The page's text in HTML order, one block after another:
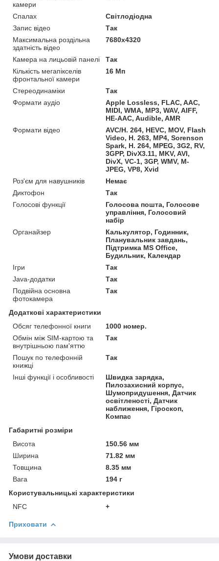
камери
Спалах
Світлодіодна
Запис відео
Так
Максимальна роздільна
здатність відео
7680x4320
Камера на лицьовій панелі
Так
Кількість мегапікселів
фронтальної камери
16 Мп
Стереодинаміки
Так
Формати аудіо
Apple Lossless, FLAC, AAC,
MIDI, WMA, MP3, WAV, AIFF,
HE-AAC, Audible, AMR
Формати відео
AVC/H. 264, HEVC, MOV, Flash
Video, H. 263, MP4, Sorenson
Spark, H. 264, MPEG, 3G2, RV,
3GPP, DivX3.11, MKV, AVI,
DivX, VC-1, 3GP, WMV, M-
JPEG, VP8, Xvid
Роз'єм для навушників
Немає
Диктофон
Так
Голосові функції
Голосова пошта, Голосове
управління, Голосовий
набір
Органайзер
Калькулятор, Годинник,
Планувальник завдань,
Підтримка MS Office,
Будильник, Календар
Ігри
Так
Java-додатки
Так
Подвійна основна
фотокамера
Так
Додаткові характеристики
Обсяг телефонної книги
1000 номер.
Обмін між SIM-картою та
внутрішньою пам'яттю
Так
Пошук по телефонній
книжці
Так
Інші функції і особливості
Швидка зарядка,
Пилозахисний корпус,
Шумопридушення, Датчик
освітленості, Датчик
наближення, Гіроскоп,
Компас
Габаритні розміри
Висота
150.56 мм
Ширина
71.82 мм
Товщина
8.35 мм
Вага
194 г
Користувальницькі характеристики
NFC
+
Приховати
Умови доставки